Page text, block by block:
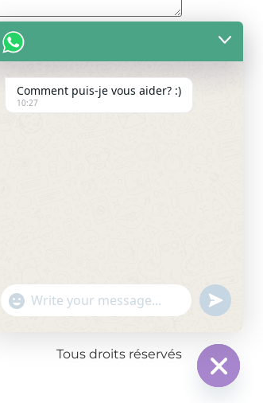
Tous droits réservés
Comment puis-je vous aider? :)
10:27
"+chaty_settings.lang.emoji_picker+"
WhatsApp Message